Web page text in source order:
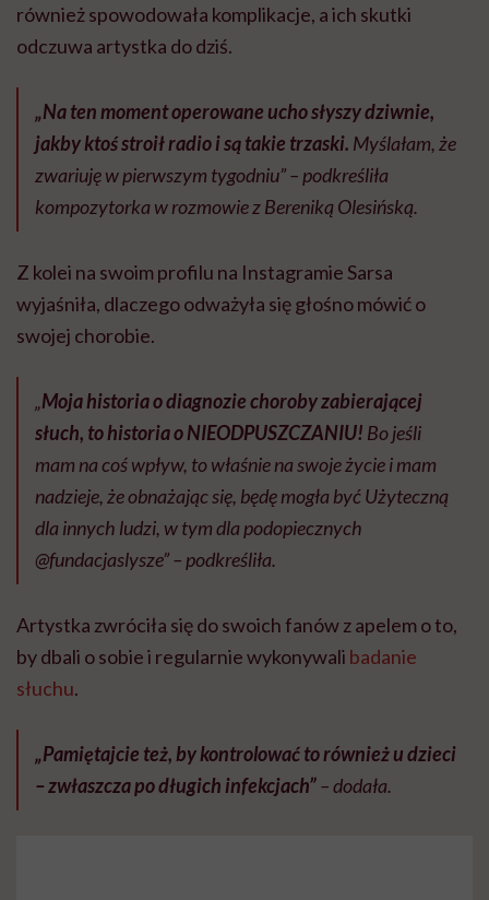
również spowodowała komplikacje, a ich skutki
odczuwa artystka do dziś.
„Na ten moment operowane ucho słyszy dziwnie,
jakby ktoś stroił radio i są takie trzaski. Myślałam, że
zwariuję w pierwszym tygodniu” – podkreśliła
kompozytorka w rozmowie z Bereniką Olesińską.
Z kolei na swoim profilu na Instagramie Sarsa
wyjaśniła, dlaczego odważyła się głośno mówić o
swojej chorobie.
„Moja historia o diagnozie choroby zabierającej
słuch, to historia o NIEODPUSZCZANIU! Bo jeśli
mam na coś wpływ, to właśnie na swoje życie i mam
nadzieje, że obnażając się, będę mogła być Użyteczną
dla innych ludzi, w tym dla podopiecznych
@fundacjaslysze” – podkreśliła.
Artystka zwróciła się do swoich fanów z apelem o to,
by dbali o sobie i regularnie wykonywali badanie
słuchu.
„Pamiętajcie też, by kontrolować to również u dzieci
– zwłaszcza po długich infekcjach”– dodała.